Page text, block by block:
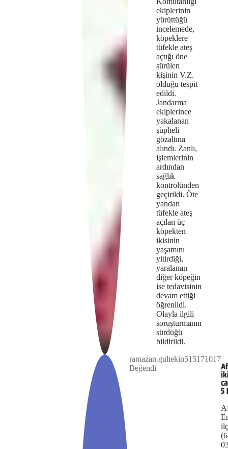
ekiplerinin
yürüttüğü
incelemede,
köpeklere
tüfekle ateş
açtığı öne
sürülen
kişinin V.Z.
olduğu tespit
edildi.
Jandarma
ekiplerince
yakalanan
şüpheli
gözaltına
alındı. Zanlı,
işlemlerinin
ardından
sağlık
kontrolünden
geçirildi. Öte
yandan
tüfekle ateş
açılan üç
köpekten
ikisinin
yaşamını
yitirdiği,
yaralanan
diğer köpeğin
ise tedavisinin
devam ettiği
öğrenildi.
Olayla ilgili
soruşturmanın
sürdüğü
bildirildi.
Video
ramazan.gultekin515171017
Beğendi
5